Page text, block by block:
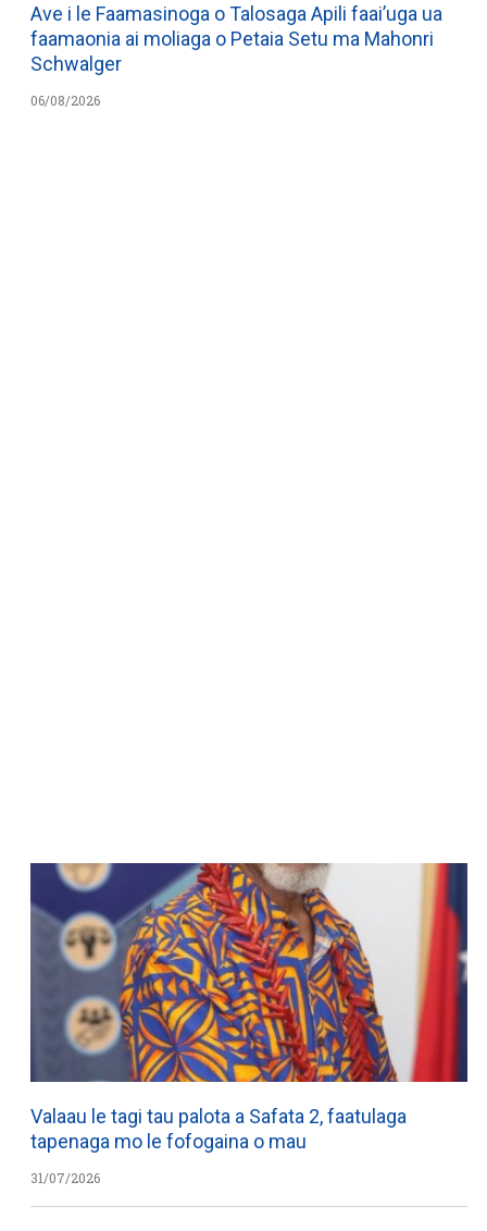
Ave i le Faamasinoga o Talosaga Apili faai’uga ua
faamaonia ai moliaga o Petaia Setu ma Mahonri
Schwalger
06/08/2026
Valaau le tagi tau palota a Safata 2, faatulaga
tapenaga mo le fofogaina o mau
31/07/2026